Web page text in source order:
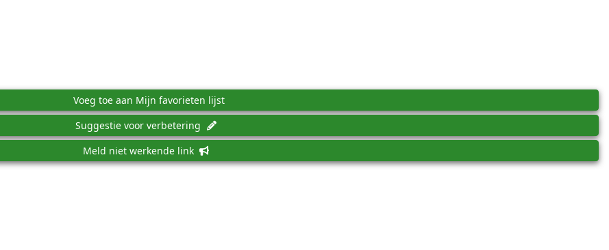
Voeg toe aan Mijn favorieten lijst
Suggestie voor verbetering
Meld niet werkende link